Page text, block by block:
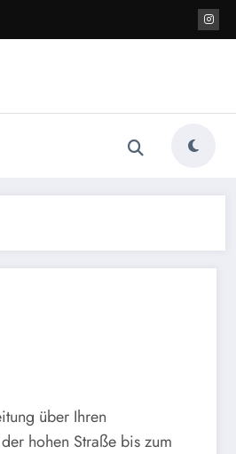
über Ihren
hohen Straße bis zum